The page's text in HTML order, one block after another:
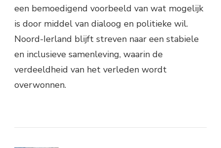
een bemoedigend voorbeeld van wat mogelijk
is door middel van dialoog en politieke wil.
Noord-Ierland blijft streven naar een stabiele
en inclusieve samenleving, waarin de
verdeeldheid van het verleden wordt
overwonnen.